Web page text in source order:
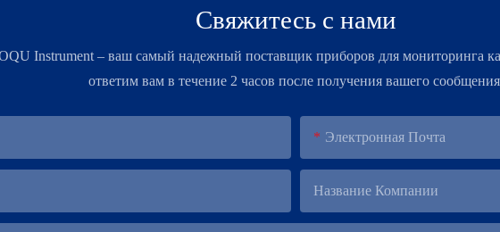
Свяжитесь с нами
Instrument – ​​ваш самый надежный поставщик приборов для мониторинга
ответим вам в течение 2 часов после получения вашего
Электронная Почта
Название Компании